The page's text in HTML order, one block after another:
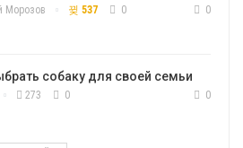
Морозов 537 0 0
собаку для своей семьи
273 0 0